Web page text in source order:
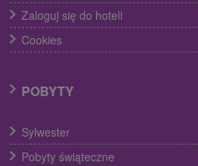
Zaloguj się do hoteli
Cookies
POBYTY
Sylwester
Pobyty świąteczne